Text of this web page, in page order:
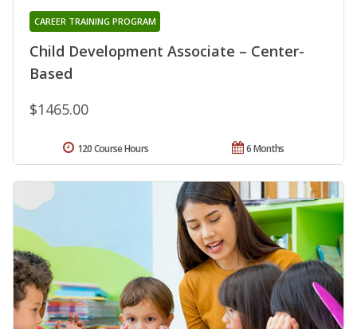
Child Development Associate – Center-
Based
CAREER TRAINING PROGRAM
$1465.00
6 Months
120 Course Hours